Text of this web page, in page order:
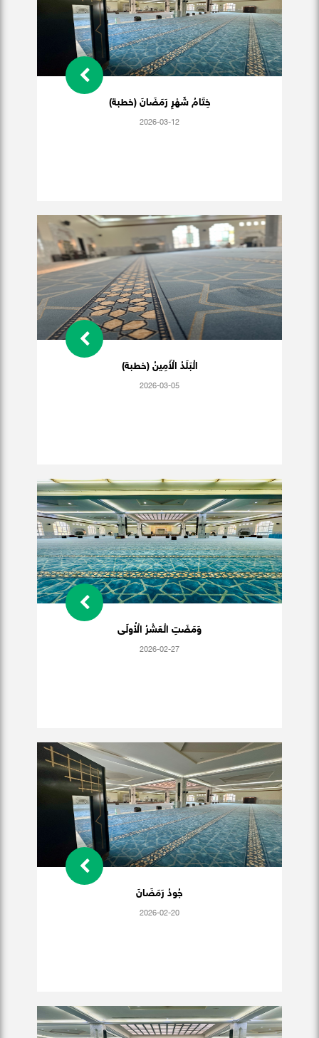
خِتَامُ شَهْرِ رَمَضَانَ (خطبة)
2026-03-12
الْبَلَدُ الْأَمِينُ (خطبة)
2026-03-05
وَمَضَتِ الْعَشْرُ الْأُولَى
2026-02-27
جُودُ رَمَضَانَ
2026-02-20